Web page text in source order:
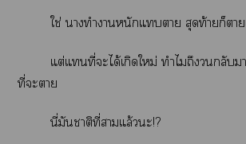
ใช่ าทำาหนักแา สุดท้ายก็า
แต่แที่ะได้เกิดใหม่ ทำไมถึงกลับ
ที่ะา
นี่มันาติที่าแล้วะ!?